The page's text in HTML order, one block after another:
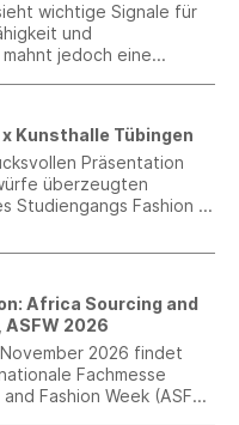
wichtige Signale für
und
jedoch eine
x Kunsthalle Tübingen
Präsentation
überzeugten
Studiengangs Fashion &
TEXOVERSUM
Hochschule Reutlingen
Wochenende in der
Die Veranstaltung
mit der
und fand im Rahmen
KATZ. DANCING
statt.
Africa Sourcing and
ASFW 2026
2026 findet
Fachmesse
Fashion Week (ASFW)